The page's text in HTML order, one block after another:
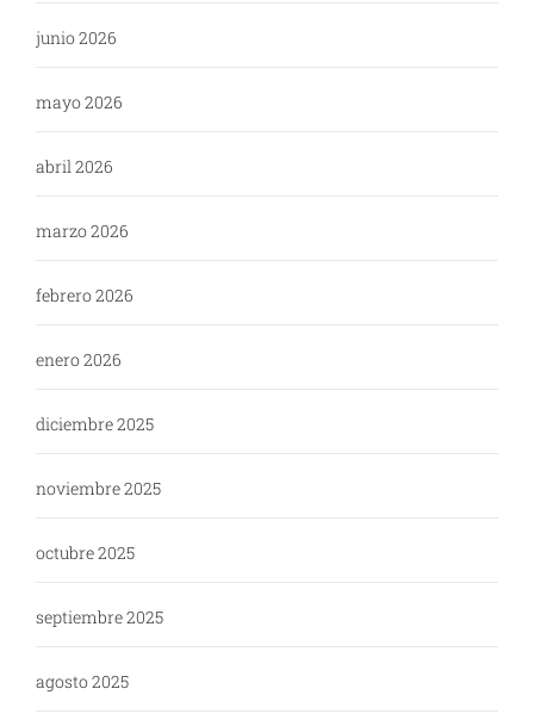
junio 2026
mayo 2026
abril 2026
marzo 2026
febrero 2026
enero 2026
diciembre 2025
noviembre 2025
octubre 2025
septiembre 2025
agosto 2025